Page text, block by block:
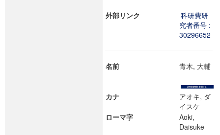
外部リンク
科研費研
究者番号 :
30296652
名前 青木, 大輔
カナ
アオキ, ダ
イスケ
ローマ字
Aoki,
Daisuke